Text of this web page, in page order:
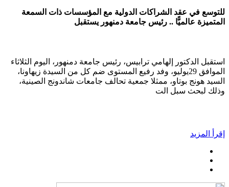
للتوسع في عقد الشراكات الدولية مع المؤسسات ذات السمعة
المتميزة عالميًّا .. رئيس جامعة دمنهور يستقبل
استقبل الدكتور إلهامي ترابيس، رئيس جامعة دمنهور، اليوم الثلاثاء
الموافق 29يوليو، وفد رفيع المستوى ضم كل من السيدة زيهاونا،
السيد هونج بوتاو، ممثلا جمعية تحالف جامعات شاندونج الصينية،
وذلك لبحث سبل الت
إقرأ المزيد